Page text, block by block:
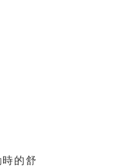
的舒